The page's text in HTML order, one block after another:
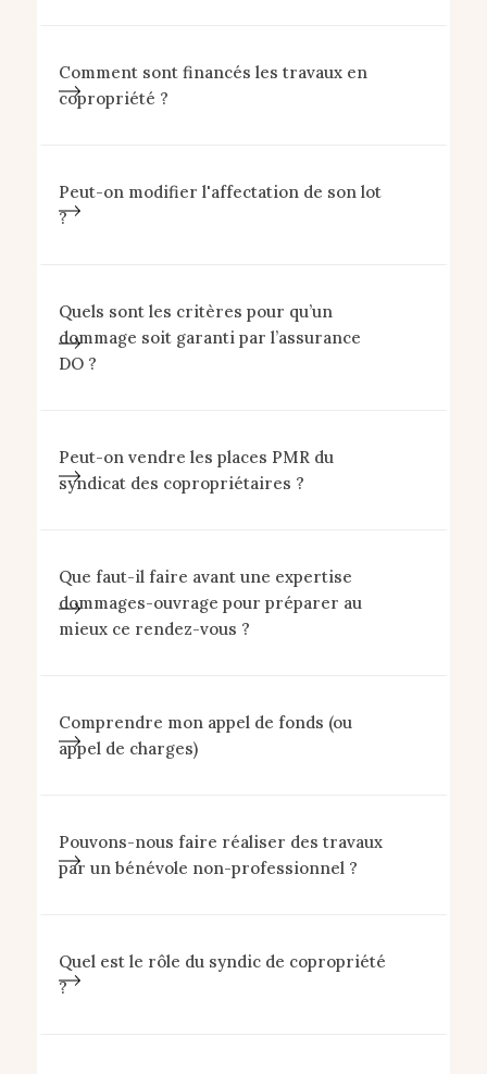
Comment sont financés les travaux en
copropriété ?
Peut-on modifier l'affectation de son lot
?
Quels sont les critères pour qu’un
dommage soit garanti par l’assurance
DO ?
Peut-on vendre les places PMR du
syndicat des copropriétaires ?
Que faut-il faire avant une expertise
dommages-ouvrage pour préparer au
mieux ce rendez-vous ?
Comprendre mon appel de fonds (ou
appel de charges)
Pouvons-nous faire réaliser des travaux
par un bénévole non-professionnel ?
Quel est le rôle du syndic de copropriété
?